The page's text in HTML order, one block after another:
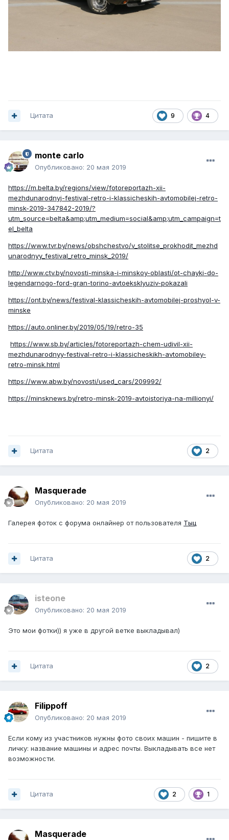
9 4
Цитата
monte carlo
Опубликовано: 20 мая 2019
https://m.belta.by/regions/view/fotoreportazh-xii-
mezhdunarodnyj-festival-retro-i-klassicheskih-avtomobilej-retro-
minsk-2019-347842-2019/?
utm_source=belta&amp;utm_medium=social&amp;utm_campaign=t
el_belta
https://www.tvr.by/news/obshchestvo/v_stolitse_prokhodit_mezhd
unarodnyy_festival_retro_minsk_2019/
http://www.ctv.by/novosti-minska-i-minskoy-oblasti/ot-chayki-do-
legendarnogo-ford-gran-torino-avtoeksklyuziv-pokazali
https://ont.by/news/festival-klassicheskih-avtomobilej-proshyol-v-
minske
https://auto.onliner.by/2019/05/19/retro-35
https://www.sb.by/articles/fotoreportazh-chem-udivil-xii-
mezhdunarodnyy-festival-retro-i-klassicheskikh-avtomobiley-
retro-minsk.html
https://www.abw.by/novosti/used_cars/209992/
https://minsknews.by/retro-minsk-2019-avtoistoriya-na-millionyi/
2
Цитата
Masquerade
Опубликовано: 20 мая 2019
Галерея фоток с форума онлайнер от пользователя Тыц
2
Цитата
isteone
Опубликовано: 20 мая 2019
Это мои фотки)) я уже в другой ветке выкладывал)
2
Цитата
Filippoff
Опубликовано: 20 мая 2019
Если кому из участников нужны фото своих машин - пишите в
личку: название машины и адрес почты. Выкладывать все нет
возможности.
2 1
Цитата
Masquerade